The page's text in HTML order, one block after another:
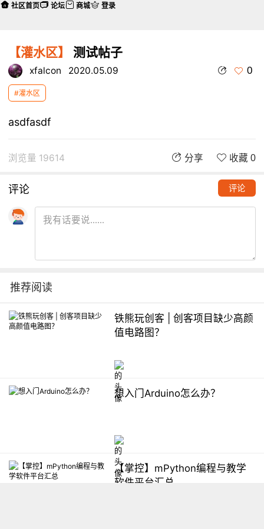
【灌水区】 测试帖子
xfalcon 2020.05.09 0
#灌水区
asdfasdf
浏览量 19614 分享 收藏 0
评论 评论
推荐阅读
铁熊玩创客 | 创客项目缺少高颜
值电路图？
想入门Arduino怎么办？
【掌控】mPython编程与教学
软件平台汇总
社区首页 论坛 商城 登录